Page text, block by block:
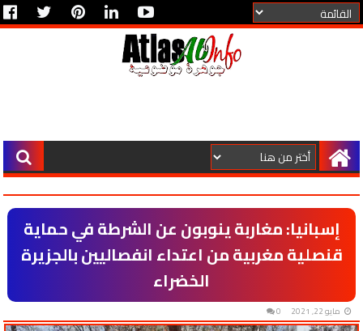
إسبانيا: مغاربة ينوبون عن الشرطة في حماية
قنصلية مغربية من اعتداء انفصاليين بالجزيرة
الخضراء
مايو 22, 2021 0